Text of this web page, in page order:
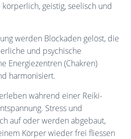
geistig, seelisch und
werden Blockaden gelöst, die
und psychische
Energiezentren (Chakren)
harmonisiert.
während einer Reiki-
Stress und
auf oder werden abgebaut,
Körper wieder frei fliessen